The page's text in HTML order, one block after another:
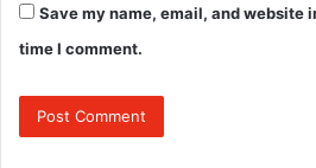
Save my name, email, and website
time I comment.